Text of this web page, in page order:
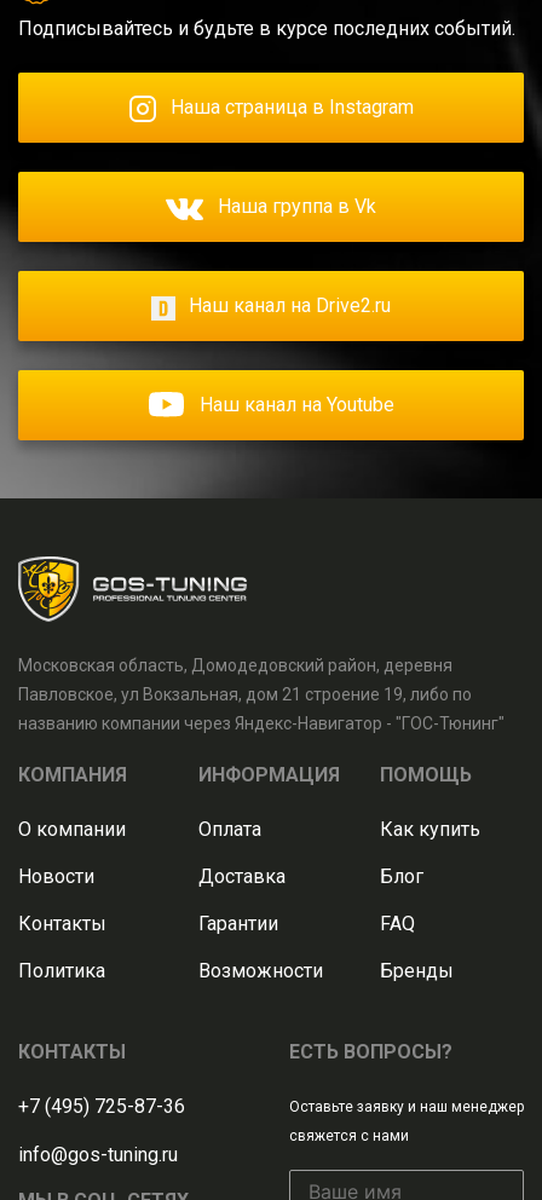
Подписывайтесь и будьте в курсе последних событий.
Наша страница в Instagram
Наша группа в Vk
Наш канал на Drive2.ru
Наш канал на Youtube
Московская область, Домодедовский район, деревня
Павловское, ул Вокзальная, дом 21 строение 19, либо по
названию компании через Яндекс-Навигатор - "ГОС-Тюнинг"
КОМПАНИЯ
О компании
Новости
Контакты
Политика
ИНФОРМАЦИЯ
Оплата
Доставка
Гарантии
Возможности
ПОМОЩЬ
Как купить
Блог
FAQ
Бренды
КОНТАКТЫ
+7 (495) 725-87-36
info@gos-tuning.ru
ЕСТЬ ВОПРОСЫ?
Оставьте заявку и наш менеджер
свяжется с нами